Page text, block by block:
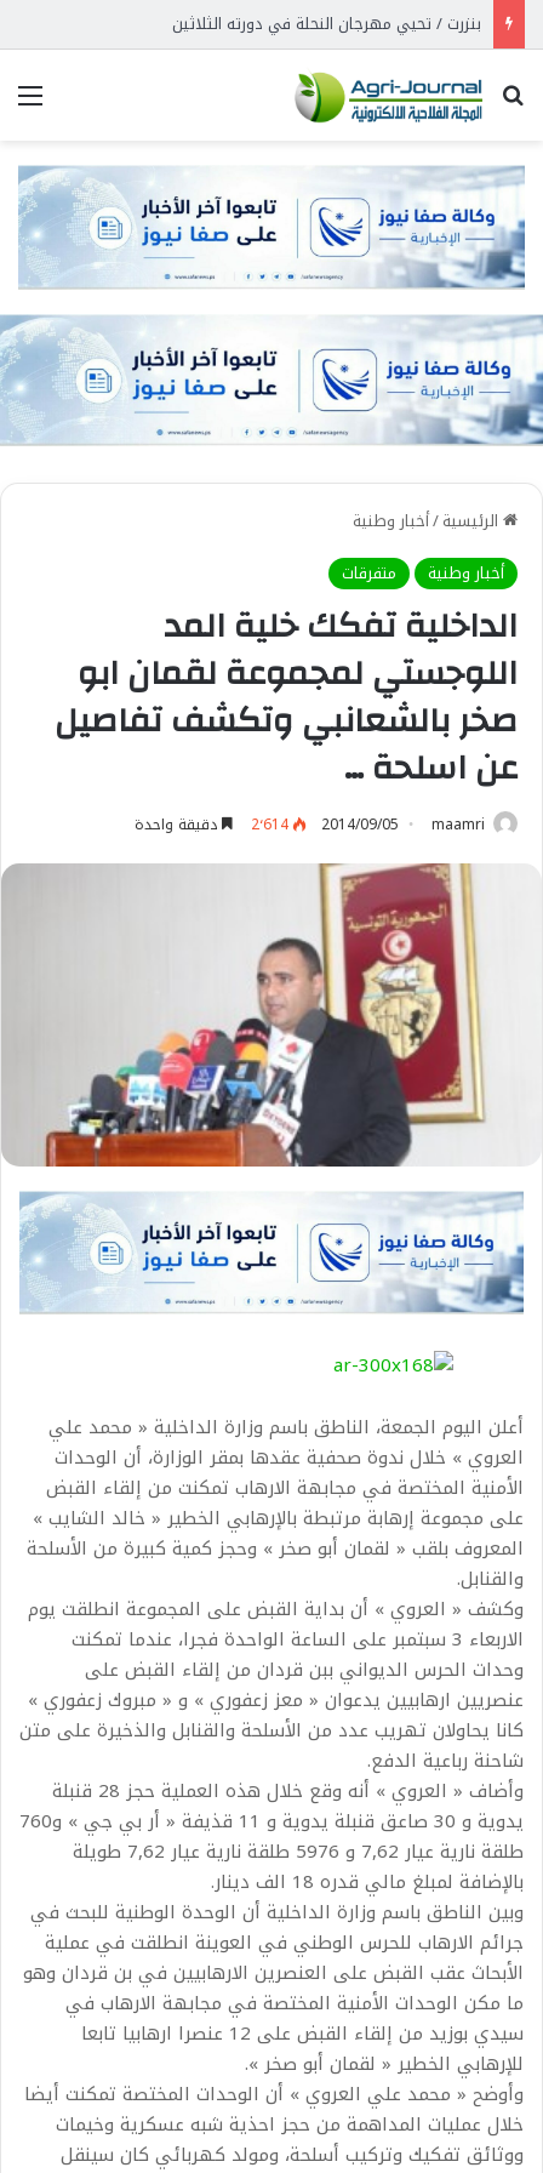
بنزرت / تحيي مهرجان النحلة في دورته الثلاثين
بحث عن
الرئيسية/أخبار وطنية
أخبار وطنية
متفرقات
الداخلية تفكك خلية المد
اللوجستي لمجموعة لقمان ابو
صخر بالشعانبي وتكشف تفاصيل
عن اسلحة …
maamri
2014/09/05 2٬614 دقيقة واحدة
أعلن اليوم الجمعة، الناطق باسم وزارة الداخلية « محمد علي
العروي » خلال ندوة صحفية عقدها بمقر الوزارة، أن الوحدات
الأمنية المختصة في مجابهة الارهاب تمكنت من إلقاء القبض
على مجموعة إرهابة مرتبطة بالإرهابي الخطير « خالد الشايب »
المعروف بلقب « لقمان أبو صخر » وحجز كمية كبيرة من الأسلحة
والقنابل.
وكشف « العروي » أن بداية القبض على المجموعة انطلقت يوم
الاربعاء 3 سبتمبر على الساعة الواحدة فجرا، عندما تمكنت
وحدات الحرس الديواني ببن قردان من إلقاء القبض على
عنصريين ارهابيين يدعوان « معز زعفوري » و « مبروك زعفوري »
كانا يحاولان تهريب عدد من الأسلحة والقنابل والذخيرة على متن
شاحنة رباعية الدفع.
وأضاف « العروي » أنه وقع خلال هذه العملية حجز 28 قنبلة
يدوية و 30 صاعق قنبلة يدوية و 11 قذيفة « أر بي جي » و760
طلقة نارية عيار 7,62 و 5976 طلقة نارية عيار 7,62 طويلة
بالإضافة لمبلغ مالي قدره 18 الف دينار.
وبين الناطق باسم وزارة الداخلية أن الوحدة الوطنية للبحث في
جرائم الارهاب للحرس الوطني في العوينة انطلقت في عملية
الأبحاث عقب القبض على العنصرين الارهابيين في بن قردان وهو
ما مكن الوحدات الأمنية المختصة في مجابهة الارهاب في
سيدي بوزيد من إلقاء القبض على 12 عنصرا ارهابيا تابعا
للإرهابي الخطير « لقمان أبو صخر ».
وأوضح « محمد علي العروي » أن الوحدات المختصة تمكنت أيضا
خلال عمليات المداهمة من حجز احذية شبه عسكرية وخيمات
ووثائق تفكيك وتركيب أسلحة، ومولد كهربائي كان سينقل